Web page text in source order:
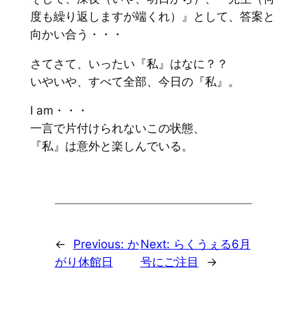
度も繰り返しますが端くれ）』として、答案と
向かい合う・・・
さてさて、いったい『私』はなに？？
いやいや、すべて全部、今日の『私』。
I am・・・
一言で片付けられないこの状態、
『私』は意外と楽しんでいる。
← Previous: か
がり休館日
Next: らくうぇる6月
号にご注目
→